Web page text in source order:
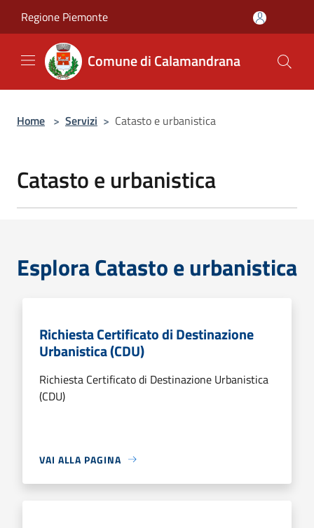
Regione Piemonte
Comune di Calamandrana
Home > Servizi > Catasto e urbanistica
Catasto e urbanistica
Esplora Catasto e urbanistica
Richiesta Certificato di Destinazione
Urbanistica (CDU)
Richiesta Certificato di Destinazione Urbanistica
(CDU)
VAI ALLA PAGINA